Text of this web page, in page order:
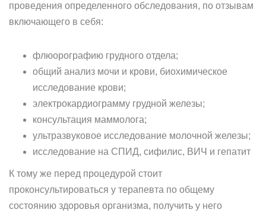
проведения определенного обследования, по отзывам
включающего в себя:
флюорографию грудного отдела;
общий анализ мочи и крови, биохимическое
исследование крови;
электрокардиограмму грудной железы;
консультация маммолога;
ультразвуковое исследование молочной железы;
исследование на СПИД, сифилис, ВИЧ и гепатит
К тому же перед процедурой стоит
проконсультироваться у терапевта по общему
состоянию здоровья организма, получить у него